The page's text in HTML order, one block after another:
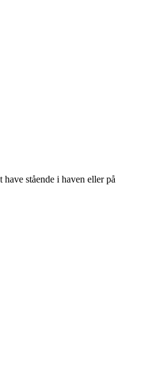
stående i haven eller på